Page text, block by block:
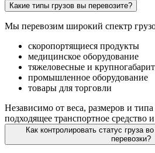
Какие типы грузов вы перевозите?
Мы перевозим широкий спектр
скоропортящиеся продукты
медицинское оборудование
тяжеловесные и
промышленное оборудование
товары для торговли
Независимо от веса, размеров и
подходящее транспортное средство
Как контролировать статус груза
перевозки?